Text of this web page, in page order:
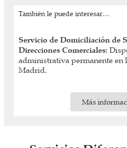
También le puede interesar…
Servicio de Domiciliación de
Direcciones Comerciales:
administrativa permanente en
Madrid.
Más